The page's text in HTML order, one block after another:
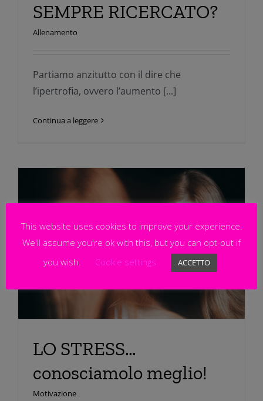
SEMPRE RICERCATO?
Allenamento
Partiamo anzitutto con il dire che
l’ipertrofia, ovvero l’aumento [...]
Continua a leggere
LO STRESS…
conosciamolo meglio!
Motivazione
This website uses cookies to improve your experience.
We'll assume you're ok with this, but you can opt-out if
you wish.
Cookie settings ACCETTO